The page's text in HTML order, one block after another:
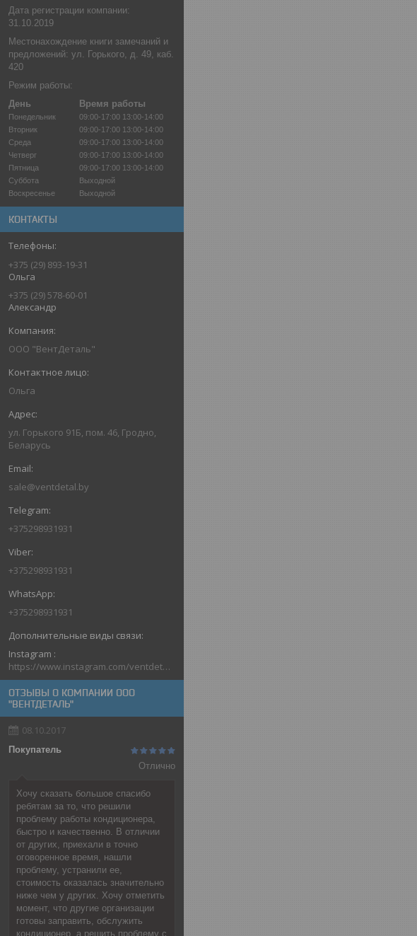
Дата регистрации компании:
31.10.2019
Местонахождение книги замечаний и
предложений: ул. Горького, д. 49, каб.
420
Режим работы:
День
Время работы
Понедельник 09:00-17:00 13:00-14:00
Вторник
09:00-17:00 13:00-14:00
Среда
09:00-17:00 13:00-14:00
Четверг
09:00-17:00 13:00-14:00
Пятница
09:00-17:00 13:00-14:00
Суббота
Выходной
Воскресенье
Выходной
КОНТАКТЫ
+375 (29) 893-19-31
Ольга
+375 (29) 578-60-01
Александр
ООО "ВентДеталь"
Ольга
ул. Горького 91Б, пом. 46, Гродно,
Беларусь
sale@ventdetal.by
+375298931931
+375298931931
+375298931931
Instagram
https://www.instagram.com/ventdetal_grodno/
ОТЗЫВЫ О КОМПАНИИ ООО
"ВЕНТДЕТАЛЬ"
08.10.2017
Покупатель
Отлично
Хочу сказать большое спасибо
ребятам за то, что решили
проблему работы кондиционера,
быстро и качественно. В отличии
от других, приехали в точно
оговоренное время, нашли
проблему, устранили ее,
стоимость оказалась значительно
ниже чем у других. Хочу отметить
момент, что другие организации
готовы заправить, обслужить
кондиционер, а решить проблему с